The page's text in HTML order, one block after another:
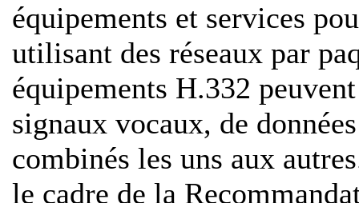
équipements et services
utilisant des réseaux par
équipements H.332
signaux vocaux, de
combinés les uns aux
le cadre de la